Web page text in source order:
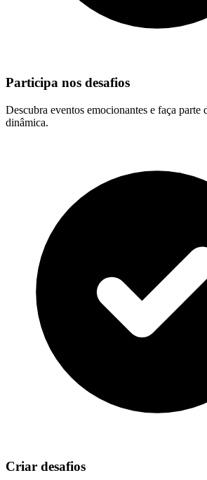
Participa nos desafios
Descubra eventos emocionantes e faça parte
dinâmica.
Criar desafios